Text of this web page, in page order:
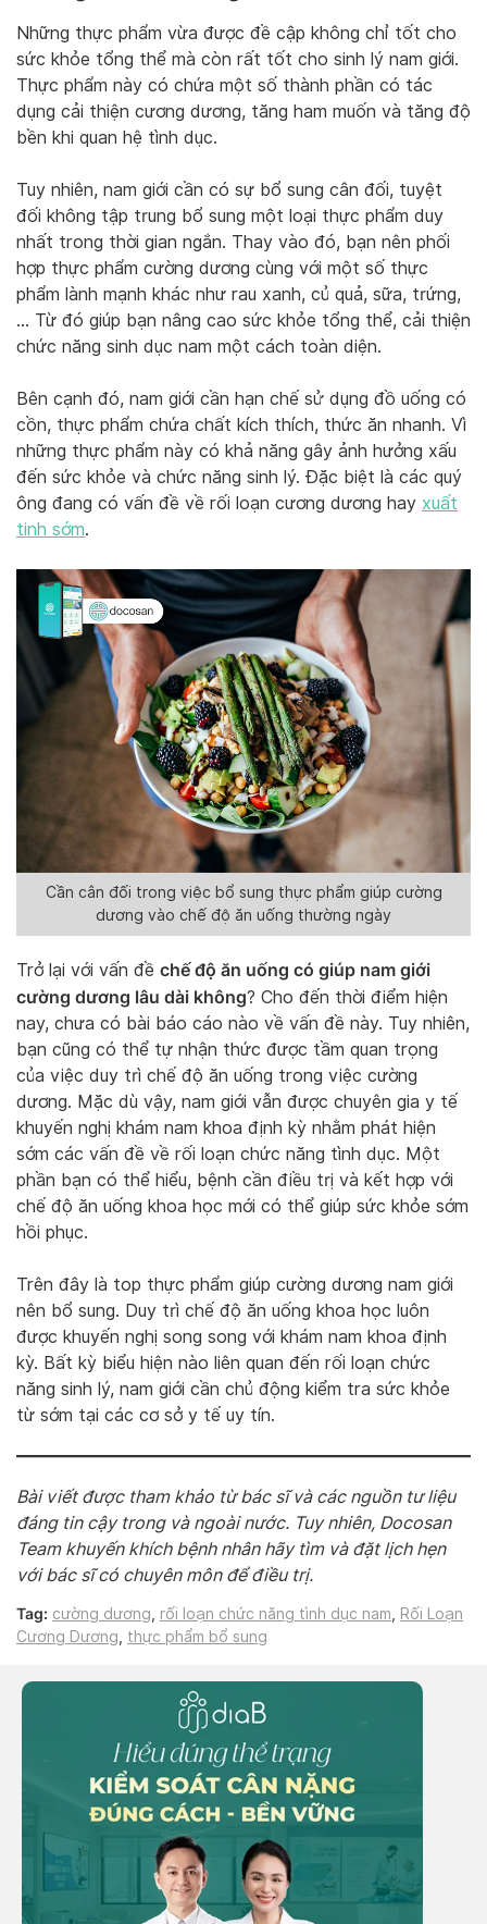
Những thực phẩm vừa được đề cập không chỉ tốt cho
sức khỏe tổng thể mà còn rất tốt cho sinh lý nam giới.
Thực phẩm này có chứa một số thành phần có tác
dụng cải thiện cương dương, tăng ham muốn và tăng độ
bền khi quan hệ tình dục.
Tuy nhiên, nam giới cần có sự bổ sung cân đối, tuyệt
đối không tập trung bổ sung một loại thực phẩm duy
nhất trong thời gian ngắn. Thay vào đó, bạn nên phối
hợp thực phẩm cường dương cùng với một số thực
phẩm lành mạnh khác như rau xanh, củ quả, sữa, trứng,
… Từ đó giúp bạn nâng cao sức khỏe tổng thể, cải thiện
chức năng sinh dục nam một cách toàn diện.
Bên cạnh đó, nam giới cần hạn chế sử dụng đồ uống có
cồn, thực phẩm chứa chất kích thích, thức ăn nhanh. Vì
những thực phẩm này có khả năng gây ảnh hưởng xấu
đến sức khỏe và chức năng sinh lý. Đặc biệt là các quý
ông đang có vấn đề về rối loạn cương dương hay xuất
tinh sớm.
Cần cân đối trong việc bổ sung thực phẩm giúp cường
dương vào chế độ ăn uống thường ngày
Trở lại với vấn đề chế độ ăn uống có giúp nam giới
cường dương lâu dài không? Cho đến thời điểm hiện
nay, chưa có bài báo cáo nào về vấn đề này. Tuy nhiên,
bạn cũng có thể tự nhận thức được tầm quan trọng
của việc duy trì chế độ ăn uống trong việc cường
dương. Mặc dù vậy, nam giới vẫn được chuyên gia y tế
khuyến nghị khám nam khoa định kỳ nhằm phát hiện
sớm các vấn đề về rối loạn chức năng tình dục. Một
phần bạn có thể hiểu, bệnh cần điều trị và kết hợp với
chế độ ăn uống khoa học mới có thể giúp sức khỏe sớm
hồi phục.
Trên đây là top thực phẩm giúp cường dương nam giới
nên bổ sung. Duy trì chế độ ăn uống khoa học luôn
được khuyến nghị song song với khám nam khoa định
kỳ. Bất kỳ biểu hiện nào liên quan đến rối loạn chức
năng sinh lý, nam giới cần chủ động kiểm tra sức khỏe
từ sớm tại các cơ sở y tế uy tín.
Bài viết được tham khảo từ bác sĩ và các nguồn tư liệu
đáng tin cậy trong và ngoài nước. Tuy nhiên, Docosan
Team khuyến khích bệnh nhân hãy tìm và đặt lịch hẹn
với bác sĩ có chuyên môn để điều trị.
Tag: cường dương rối loạn chức năng tình dục nam
Rối Loạn
Cương Dương
thực phẩm bổ sung